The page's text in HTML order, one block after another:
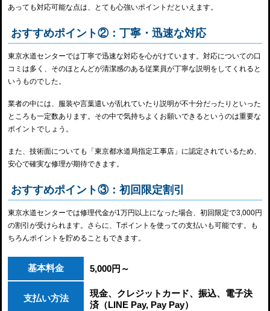
あっても対応可能な点は、とても心強いポイントだといえます。
おすすめポイント②：丁寧・迅速な対応
東京水道センターでは丁寧で迅速な対応を心がけています。対応についての口
コミは多く、そのほとんどが清潔感のある従業員が丁寧な説明をしてくれると
いうものでした。
業者の中には、服装や言葉遣いが乱れていたり説明が不十分だったりといった
ところも一定数あります。その中で気持ちよくお願いできるというのは重要な
ポイントでしょう。
また、技術面についても「東京都水道局指定工事店」に認定されているため、
安心で確実な修理が期待できます。
おすすめポイント③：初回限定割引
東京水道センターでは修理代金が1万円以上になった場合、初回限定で3,000円
の割引が受けられます。さらに、Tポイントを使っての支払いも可能です。も
ちろんポイントを貯めることもできます。
基本料金 5,000円～
支払い方法
現金、クレジットカード、振込、電子決
済（LINE Pay, Pay Pay）